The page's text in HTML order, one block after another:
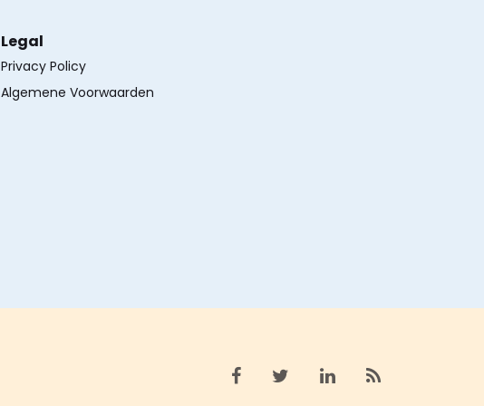
Legal
Privacy Policy
Algemene Voorwaarden
Bekijk facebook
Bekijk X (twitter)
Bekijk linkedin
Bekijk rss